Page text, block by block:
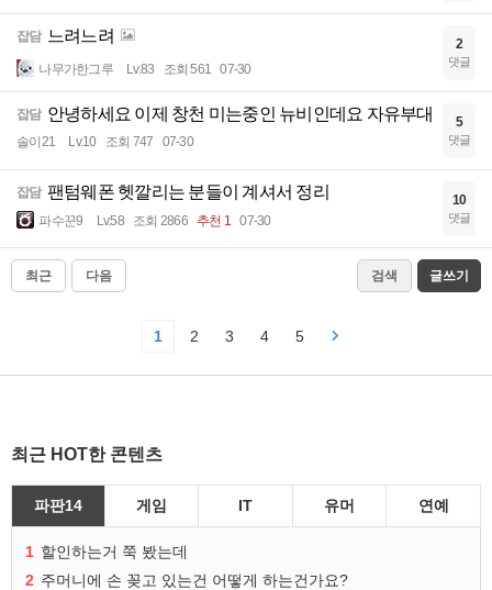
잡담 느려느려
나무가한그루 Lv.83 조회 561 07-30
2
댓글
잡담 안녕하세요 이제 창천 미는중인 뉴비인데요 자유부대
솔이21 Lv.10 조회 747 07-30
5
댓글
잡담 팬텀웨폰 헷깔리는 분들이 계셔서 정리
파수꾼9 Lv.58 조회 2866 추천 1 07-30
10
댓글
최근 다음 검색 글쓰기
1 2 3 4 5
최근 HOT한 콘텐츠
파판14 게임 IT 유머 연예
1 할인하는거 쭉 봤는데
2 주머니에 손 꽂고 있는건 어떻게 하는건가요?